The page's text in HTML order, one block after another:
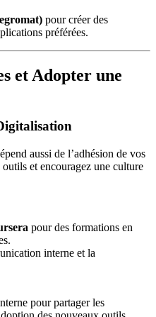
pour créer des
préférées.
et Adopter une
aussi de l’adhésion de vos
et encouragez une culture
pour des formations en
interne et la
pour partager les